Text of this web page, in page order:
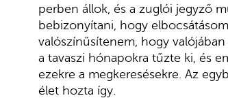
perben állok, és a zuglói jegyző
bebizonyítani, hogy
valószínűsítenem, hogy
a tavaszi hónapokra tűzte ki, és
ezekre a megkeresésekre. Az
élet hozta így.